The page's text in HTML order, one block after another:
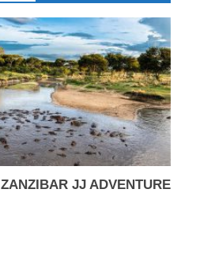
ZANZIBAR JJ ADVENTURE הספארי של JJ